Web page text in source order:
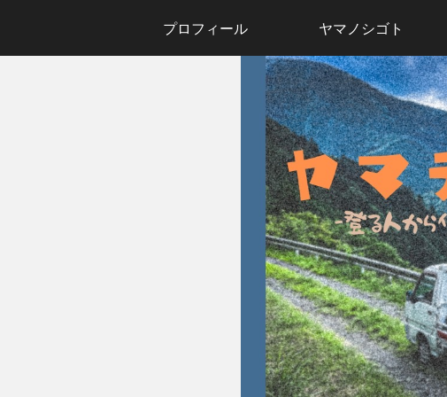
プロフィール ヤマノシゴト